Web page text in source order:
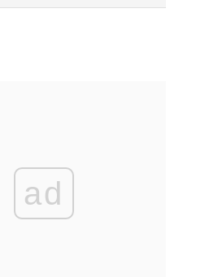
ad